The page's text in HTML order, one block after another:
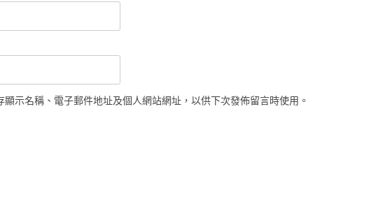
顯示名稱、電子郵件地址及個人網站網址，以供下次發佈留言時使用。